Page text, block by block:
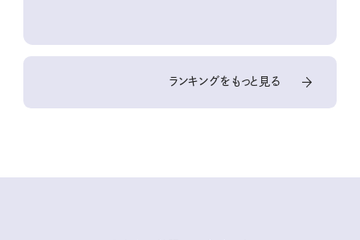
ランキングをもっと見る